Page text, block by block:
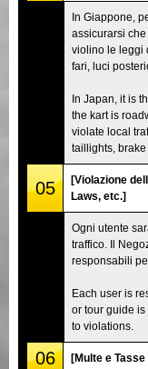
In Giappone,
assicurarsi
violino le leggi
fari, luci
In Japan, it is
the kart is
violate local
taillights,
05
[Violazione
Laws, etc.]
Ogni utente
traffico. Il
responsabili
Each user is
or tour guide
to violations.
06 [Multe e